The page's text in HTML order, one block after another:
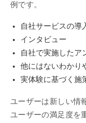
例です。
自社サービスの導
インタビュー
自社で実施したア
他にはないわかり
実体験に基づく施
ユーザーは新しい情
ユーザーの満足度を